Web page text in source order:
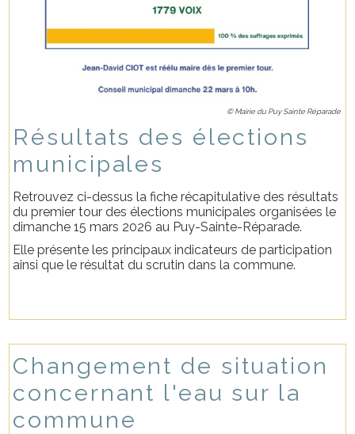
© Mairie du Puy Sainte Réparade
Résultats des élections
municipales
Retrouvez ci-dessus la fiche récapitulative des résultats
du premier tour des élections municipales organisées le
dimanche 15 mars 2026 au Puy-Sainte-Réparade.
Elle présente les principaux indicateurs de participation
ainsi que le résultat du scrutin dans la commune.
Changement de situation
concernant l'eau sur la
commune